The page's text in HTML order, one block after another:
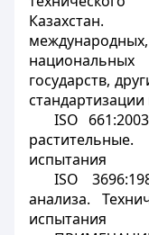
государств,
стандартизации
ISO 661:2003
испытания
ISO
анализа.
испытания